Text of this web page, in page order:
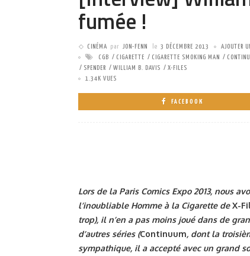
fumée !
CINÉMA par JON-FENN le 3 DÉCEMBRE 2013
AJOUTER
CGB
CIGARETTE CIGARETTE SMOKING MAN
SPENDER
WILLIAM B. DAVIS
X-FILES
1.34K VUES
FACEBOOK
Lors de la Paris Comics Expo 2013, nous
l’inoubliable Homme à la Cigarette deX-
trop), il n’en a pas moins joué dans de
d’autres séries (Continuum, dont la
sympathique, il a accepté avec un grand